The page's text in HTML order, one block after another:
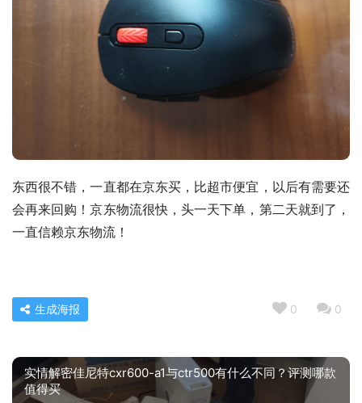
东西很不错，一直都在京东买，比超市便宜，以后有需要还
会再来回购！京东物流很快，头一天下单，第二天就到了，
一直信赖京东物流！
0 0
生成海报
实情解密佳尼特cxr600-a1与ctr500有什么不同？评测哪款
值得买